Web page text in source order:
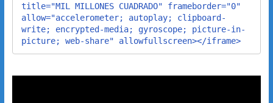
title="MIL MILLONES CUADRADO" frameborder="0"
allow="accelerometer; autoplay; clipboard-
write; encrypted-media; gyroscope; picture-in-
picture; web-share" allowfullscreen></iframe>